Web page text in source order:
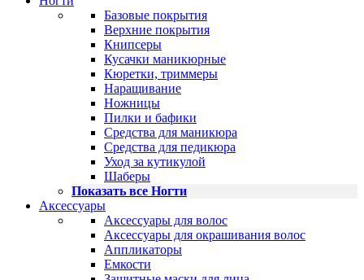
Базовые покрытия
Верхние покрытия
Книпсеры
Кусачки маникюрные
Кюретки, триммеры
Наращивание
Ножницы
Пилки и бафики
Средства для маникюра
Средства для педикюра
Уход за кутикулой
Шаберы
Показать все Ногти
Аксессуары
Аксессуары для волос
Аксессуары для окрашивания волос
Аппликаторы
Емкости